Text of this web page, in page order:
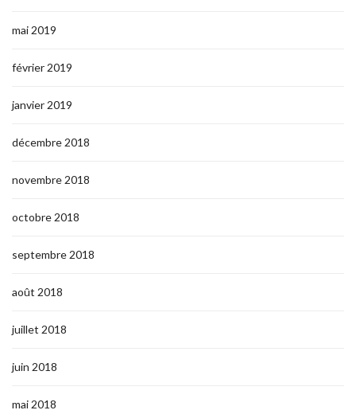
mai 2019
février 2019
janvier 2019
décembre 2018
novembre 2018
octobre 2018
septembre 2018
août 2018
juillet 2018
juin 2018
mai 2018